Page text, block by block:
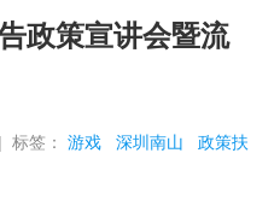
政策宣讲会暨流
标签：游戏 深圳南山 政策扶